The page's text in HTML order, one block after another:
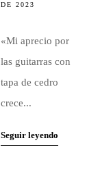
DE 2023
«Mi aprecio por
las guitarras con
tapa de cedro
crece...
Seguir leyendo